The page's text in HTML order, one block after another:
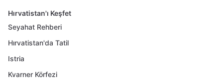
Hırvatistan'ı Keşfet
Seyahat Rehberi
Hırvatistan'da Tatil
Istria
Kvarner Körfezi